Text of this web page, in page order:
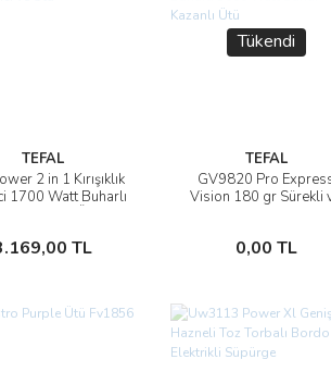
TEFAL
2 in 1 Kırışıklık
1700 Watt Buharlı
TL
İncele
Sepete Ekle
Tükendi
TEFAL
GV9820 Pro
Vision 180 gr Sürekli
0,00 TL
İncele
Stokta Yok